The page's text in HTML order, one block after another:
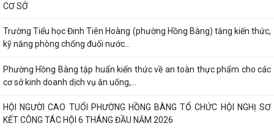
CƠ SỞ
Trường Tiểu học Đinh Tiên Hoàng (phường Hồng Bàng) tăng kiến thức,
kỹ năng phòng chống đuối nước...
Phường Hồng Bàng tập huấn kiến thức về an toàn thực phẩm cho các
cơ sở kinh doanh dịch vụ ăn uống,...
HỘI NGƯỜI CAO TUỔI PHƯỜNG HỒNG BÀNG TỔ CHỨC HỘI NGHỊ SƠ
KẾT CÔNG TÁC HỘI 6 THÁNG ĐẦU NĂM 2026